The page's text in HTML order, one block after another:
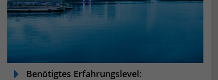
Benötigtes Erfahrungslevel: